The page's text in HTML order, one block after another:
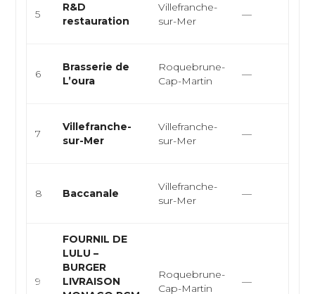
5
R&D
restauration
Villefranche-
sur-Mer
—
6
Brasserie de
L’oura
Roquebrune-
Cap-Martin
—
7
Villefranche-
sur-Mer
Villefranche-
sur-Mer
—
8 Baccanale
Villefranche-
sur-Mer
—
9
FOURNIL DE
LULU –
BURGER
LIVRAISON
Roquebrune-
Cap-Martin
—